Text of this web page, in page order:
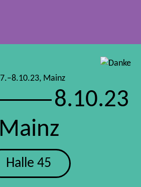
8.10.23
Mainz
Halle 45